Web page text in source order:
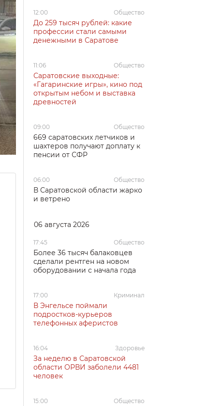
12:00 Общество
До 259 тысяч рублей: какие
профессии стали самыми
денежными в Саратове
11:06 Общество
Саратовские выходные:
«Гагаринские игры», кино под
открытым небом и выставка
древностей
09:00 Общество
669 саратовских летчиков и
шахтеров получают доплату к
пенсии от СФР
06:00 Общество
В Саратовской области жарко
и ветрено
06 августа 2026
17:45 Общество
Более 36 тысяч балаковцев
сделали рентген на новом
оборудовании с начала года
17:00 Криминал
В Энгельсе поймали
подростков-курьеров
телефонных аферистов
16:04 Здоровье
За неделю в Саратовской
области ОРВИ заболели 4481
человек
15:00 Общество